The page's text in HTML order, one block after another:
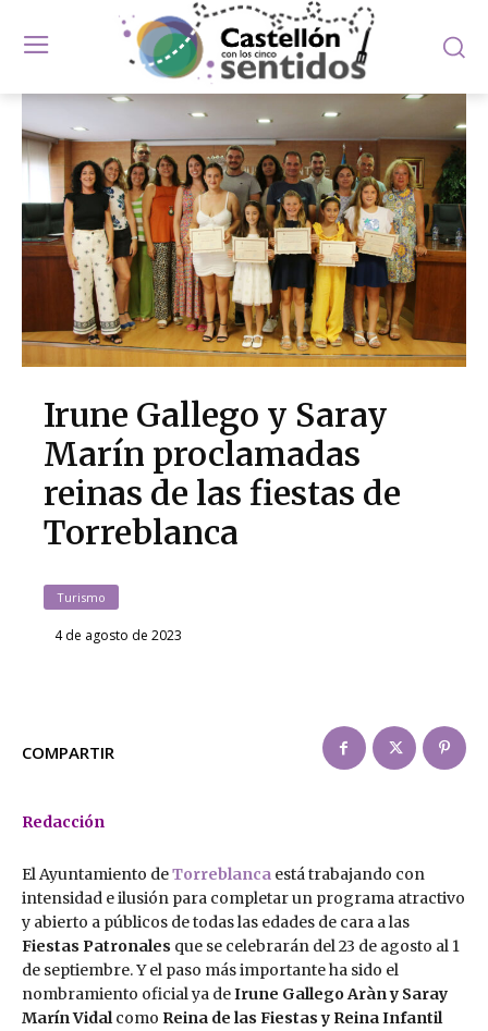
Irune Gallego y Saray
Marín proclamadas
reinas de las fiestas de
Torreblanca
Turismo
4 de agosto de 2023
COMPARTIR
Redacción
El Ayuntamiento deTorreblanca está trabajando con
intensidad e ilusión para completar un programa atractivo
y abierto a públicos de todas las edades de cara a las
Fiestas Patronales que se celebrarán del 23 de agosto al 1
de septiembre. Y el paso más importante ha sido el
nombramiento oficial ya deIrune Gallego Aràn y Saray
Marín Vidalcomo Reina de las Fiestas y Reina Infantil